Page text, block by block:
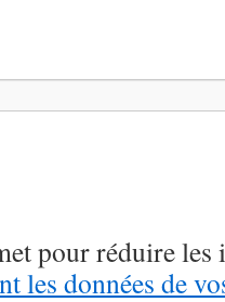
pour réduire les
les données de